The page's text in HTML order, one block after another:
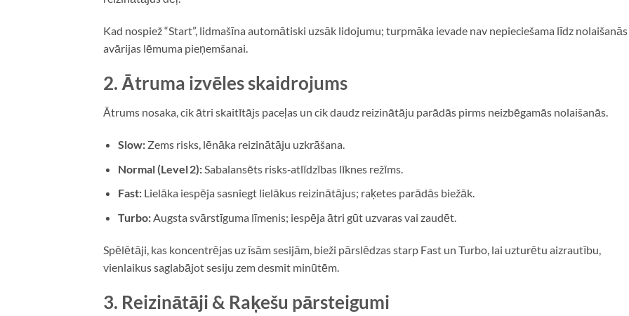
Kad nospiež “Start”, lidmašīna automātiski uzsāk lidojumu; turpmāka ievade nav nepieciešama līdz nolaišanās
avārijas lēmuma pieņemšanai.
2. Ātruma izvēles skaidrojums
Ātrums nosaka, cik ātri skaitītājs paceļas un cik daudz reizinātāju parādās pirms neizbēgamās nolaišanās.
Slow:Zems risks, lēnāka reizinātāju uzkrāšana.
Normal (Level 2):Sabalansēts risks‑atlīdzības līknes režīms.
Fast:Lielāka iespēja sasniegt lielākus reizinātājus; raķetes parādās biežāk.
Turbo:Augsta svārstīguma līmenis; iespēja ātri gūt uzvaras vai zaudēt.
Spēlētāji, kas koncentrējas uz īsām sesijām, bieži pārslēdzas starp Fast un Turbo, lai uzturētu aizrautību,
vienlaikus saglabājot sesiju zem desmit minūtēm.
3. Reizinātāji & Raķešu pārsteigumi